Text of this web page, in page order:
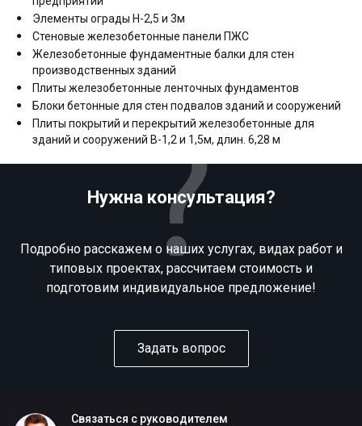
Элементы ограды Н-2,5 и 3м
Стеновые железобетонные панели ПЖС
Железобетонные фундаментные балки для стен
производственных зданий
Плиты железобетонные ленточных фундаментов
Блоки бетонные для стен подвалов зданий и сооружений
Плиты покрытий и перекрытий железобетонные для
зданий и сооружений В-1,2 и 1,5м, длин. 6,28 м
Нужна консультация?
Подробно расскажем о наших услугах, видах работ и
типовых проектах, рассчитаем стоимость и
подготовим индивидуальное предложение!
Задать вопрос
Связаться с руководителем